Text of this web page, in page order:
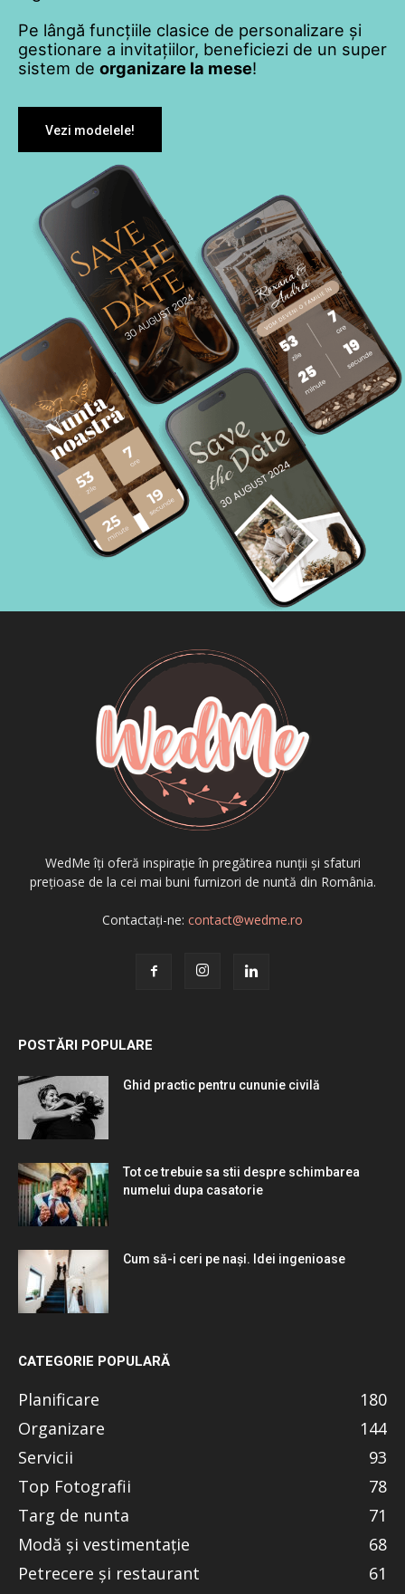
Pe lângă funcțiile clasice de personalizare și
gestionare a invitațiilor, beneficiezi de un super
sistem de organizare la mese!
Vezi modelele!
WedMe îți oferă inspirație în pregătirea nunții și sfaturi
prețioase de la cei mai buni furnizori de nuntă din România.
Contactați-ne: contact@wedme.ro
POSTĂRI POPULARE
Ghid practic pentru cununie civilă
Tot ce trebuie sa stii despre schimbarea
numelui dupa casatorie
Cum să-i ceri pe nași. Idei ingenioase
CATEGORIE POPULARĂ
Planificare
180
Organizare
144
Servicii
93
Top Fotografii
78
Targ de nunta
71
Modă și vestimentație
68
Petrecere și restaurant
61